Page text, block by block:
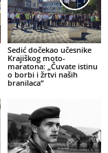
Sedić dočekao učesnike
Krajiškog moto-
maratona: „Čuvate istinu
o borbi i žrtvi naših
branilaca“